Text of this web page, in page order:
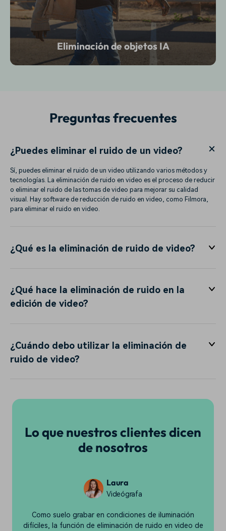
Eliminación de objetos IA
Preguntas frecuentes
¿Puedes eliminar el ruido de un video?
Sí, puedes eliminar el ruido de un video utilizando varios métodos y
tecnologías. La eliminación de ruido en video es el proceso de reducir
o eliminar el ruido de las tomas de video para mejorar su calidad
visual. Hay software de reducción de ruido en video, como Filmora,
para eliminar el ruido en video.
¿Qué es la eliminación de ruido de video?
¿Qué hace la eliminación de ruido en la
edición de video?
¿Cuándo debo utilizar la eliminación de
ruido de video?
Lo que nuestros clientes dicen
de nosotros
Laura
Videógrafa
Como suelo grabar en condiciones de iluminación
difíciles, la función de eliminación de ruido en video de